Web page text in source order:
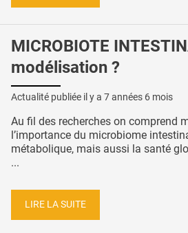
MICROBIOTE
modélisation ?
Actualité publiée il y a 7 années 6 mois
Au fil des recherches on comprend
l’importance du microbiome
métabolique, mais aussi la santé
...
LIRE LA SUITE